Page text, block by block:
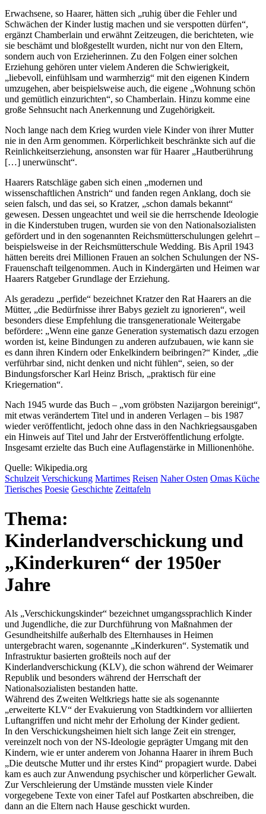
Erwachsene, so Haarer, hätten sich
ruhig über die Fehler und
Schwächen der Kinder lustig machen und sie verspotten dürfen ,
ergänzt Chamberlain und erwähnt Zeitzeugen, die berichteten, wie
sie beschämt und bloßgestellt wurden, nicht nur von den Eltern,
sondern auch von Erzieherinnen. Zu den Folgen einer solchen
Erziehung gehören unter vielem Anderen die Schwierigkeit,
liebevoll, einfühlsam und warmherzig
mit den eigenen Kindern
umzugehen, aber beispielsweise auch, die eigene
Wohnung schön
und gemütlich einzurichten , so Chamberlain. Hinzu komme eine
große Sehnsucht nach Anerkennung und Zugehörigkeit.
Noch lange nach dem Krieg wurden viele Kinder von ihrer Mutter
nie in den Arm genommen. Körperlichkeit beschränkte sich auf die
Reinlichkeitserziehung, ansonsten war für Haarer Hautberührung
[…] unerwünscht .
Haarers Ratschläge gaben sich einen
modernen und
wissenschaftlichen Anstrich
und fanden regen Anklang, doch sie
seien falsch, und das sei, so Kratzer,
schon damals bekannt
gewesen. Dessen ungeachtet und weil sie die herrschende Ideologie
in die Kinderstuben trugen, wurden sie von den Nationalsozialisten
gefördert und in den sogenannten Reichsmütterschulungen gelehrt –
beispielsweise in der Reichsmütterschule Wedding. Bis April 1943
hätten bereits drei Millionen Frauen an solchen Schulungen der NS-
Frauenschaft teilgenommen. Auch in Kindergärten und Heimen war
Haarers Ratgeber Grundlage der Erziehung.
Als geradezu
perfide
bezeichnet Kratzer den Rat Haarers an die
Mütter,
die Bedürfnisse ihrer Babys gezielt zu ignorieren , weil
besonders diese Empfehlung die transgenerationale Weitergabe
befördere:
Wenn eine ganze Generation systematisch dazu erzogen
worden ist, keine Bindungen zu anderen aufzubauen, wie kann sie
es dann ihren Kindern oder Enkelkindern beibringen?
Kinder,
die
verführbar sind, nicht denken und nicht fühlen , seien, so der
Bindungsforscher Karl Heinz Brisch,
praktisch für eine
Kriegernation .
Nach 1945 wurde das Buch –
vom gröbsten Nazijargon bereinigt ,
mit etwas verändertem Titel und in anderen Verlagen – bis 1987
wieder veröffentlicht, jedoch ohne dass in den Nachkriegsausgaben
ein Hinweis auf Titel und Jahr der Erstveröffentlichung erfolgte.
Insgesamt erzielte das Buch eine Auflagenstärke in Millionenhöhe.
Quelle: Wikipedia.org
Schulzeit Verschickung Martimes Reisen Naher Osten Omas Küche
Tierisches Poesie Geschichte Zeittafeln
Thema:
Kinderlandverschickung und
Kinderkuren
der 1950er
Jahre
Als Verschickungskinder
bezeichnet umgangssprachlich Kinder
und Jugendliche, die zur Durchführung von Maßnahmen der
Gesundheitshilfe außerhalb des Elternhauses in Heimen
untergebracht waren, sogenannte
Kinderkuren . Systematik und
Infrastruktur basierten großteils noch auf der
Kinderlandverschickung (KLV), die schon während der Weimarer
Republik und besonders während der Herrschaft der
Nationalsozialisten bestanden hatte.
Während des Zweiten Weltkriegs hatte sie als sogenannte
erweiterte KLV
der Evakuierung von Stadtkindern vor alliierten
Luftangriffen und nicht mehr der Erholung der Kinder gedient.
In den Verschickungsheimen hielt sich lange Zeit ein strenger,
vereinzelt noch von der NS-Ideologie geprägter Umgang mit den
Kindern, wie er unter anderem von Johanna Haarer in ihrem Buch
Die deutsche Mutter und ihr erstes Kind
propagiert wurde. Dabei
kam es auch zur Anwendung psychischer und körperlicher Gewalt.
Zur Verschleierung der Umstände mussten viele Kinder
vorgegebene Texte von einer Tafel auf Postkarten abschreiben, die
dann an die Eltern nach Hause geschickt wurden.